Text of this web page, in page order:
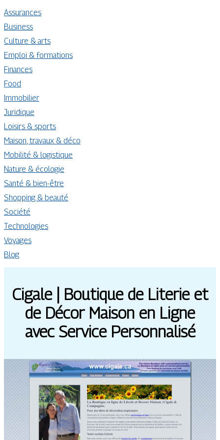
Assurances
Business
Culture & arts
Emploi & formations
Finances
Food
Immobilier
Juridique
Loisirs & sports
Maison, travaux & déco
Mobilité & logistique
Nature & écologie
Santé & bien-être
Shopping & beauté
Société
Technologies
Voyages
Blog
Cigale | Boutique de Literie et
de Décor Maison en Ligne
avec Service Per­son­na­lisé